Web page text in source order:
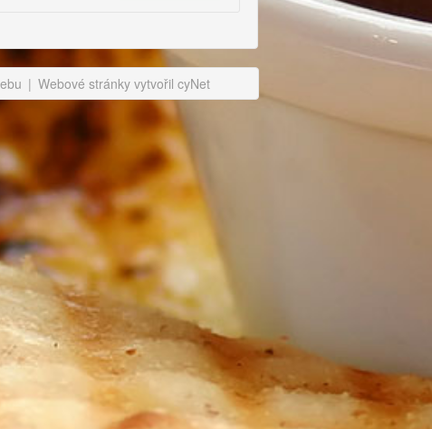
| Webové stránky vytvořil cyNet